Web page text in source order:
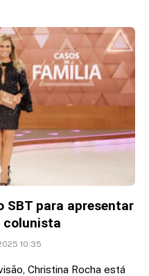
SBT para apresentar
colunista
10:35
Christina Rocha está